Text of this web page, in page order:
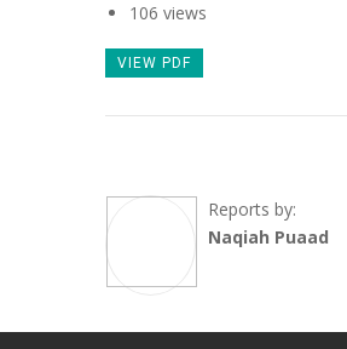
106 views
VIEW PDF
Reports by:
Naqiah Puaad